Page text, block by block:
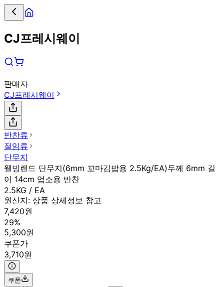
CJ프레시웨이
판매자
CJ프레시웨이
반찬류
절임류
단무지
웰빙랜드 단무지(6mm 꼬마김밥용 2.5Kg/EA)두께 6mm 길
이 14cm 업소용 반찬
2.5KG / EA
원산지: 상품 상세정보 참고
7,420원
29%
5,300원
쿠폰가
3,710원
쿠폰